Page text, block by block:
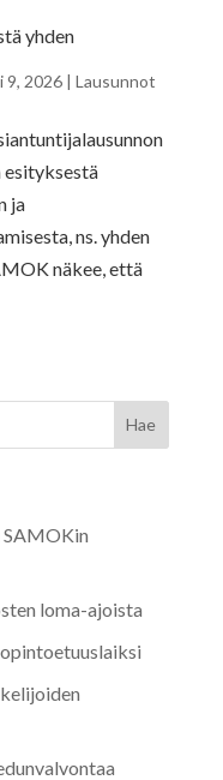
yhden
9, 2026| Lausunnot
esityksestä
ja
ns. yhden
näkee, että
loma-ajoista